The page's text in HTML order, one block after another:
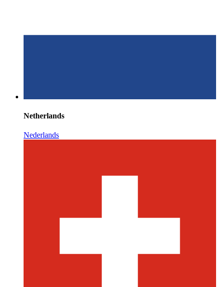
Netherlands
Nederlands